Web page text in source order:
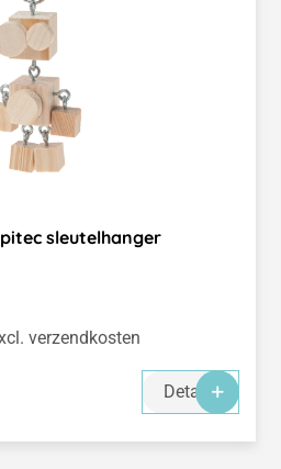
sleutelhanger
verzendkosten
Details